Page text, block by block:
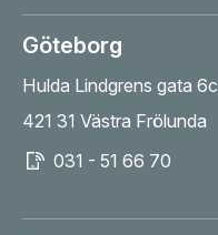
Göteborg
Hulda Lindgrens gata 6c
421 31 Västra Frölunda
031 - 51 66 70